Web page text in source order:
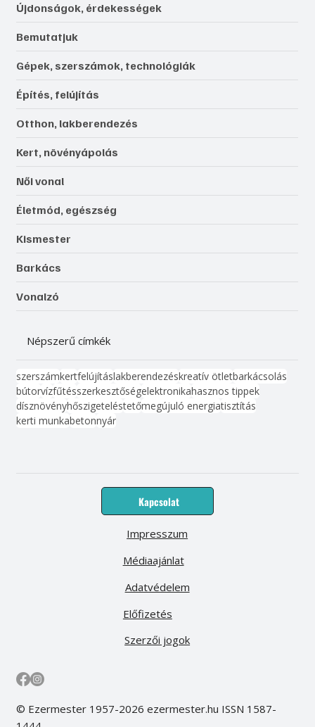
Újdonságok, érdekességek
Bemutatjuk
Gépek, szerszámok, technológiák
Építés, felújítás
Otthon, lakberendezés
Kert, növényápolás
Női vonal
Életmód, egészség
Kismester
Barkács
Vonalzó
Népszerű címkék
szerszámkertfelújításlakberendezéskreatív ötletbarkácsolás
bútorvízfűtésszerkesztőségelektronikahasznos tippek
dísznövényhőszigeteléstetőmegújuló energiatisztítás
kerti munkabetonnyár
Kapcsolat
Médiaajánlat
Előfizetés
Impresszum
Adatvédelem
Szerzői jogok
© Ezermester 1957-2026 ezermester.hu ISSN 1587-